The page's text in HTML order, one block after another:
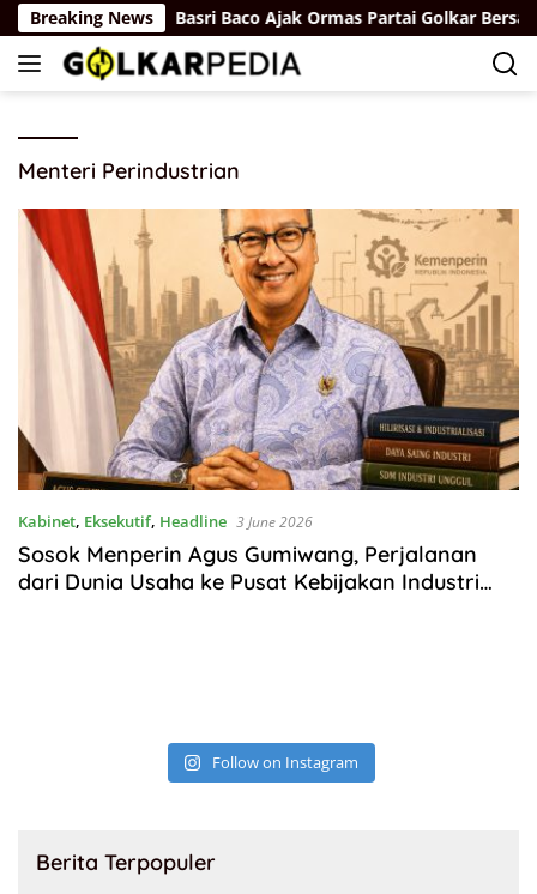
Skip
to
content
Breaking News
Depan Basri Baco Ajak Ormas Partai Golkar Bersatu
Menteri Perindustrian
Kabinet, Eksekutif, Headline 3 June 2026
Sosok Menperin Agus Gumiwang, Perjalanan
dari Dunia Usaha ke Pusat Kebijakan Industri
Follow on Instagram
Berita Terpopuler